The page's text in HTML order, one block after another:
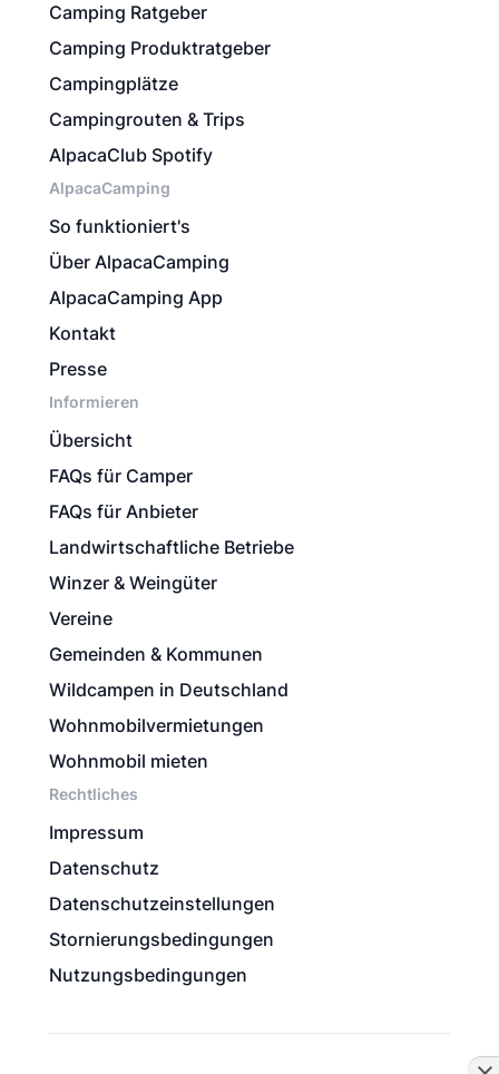
Camping Ratgeber
Camping Produktratgeber
Campingplätze
Campingrouten & Trips
AlpacaClub Spotify
AlpacaCamping
So funktioniert's
Über AlpacaCamping
AlpacaCamping App
Kontakt
Presse
Informieren
Übersicht
FAQs für Camper
FAQs für Anbieter
Landwirtschaftliche Betriebe
Winzer & Weingüter
Vereine
Gemeinden & Kommunen
Wildcampen in Deutschland
Wohnmobilvermietungen
Wohnmobil mieten
Rechtliches
Impressum
Datenschutz
Datenschutzeinstellungen
Stornierungsbedingungen
Nutzungsbedingungen